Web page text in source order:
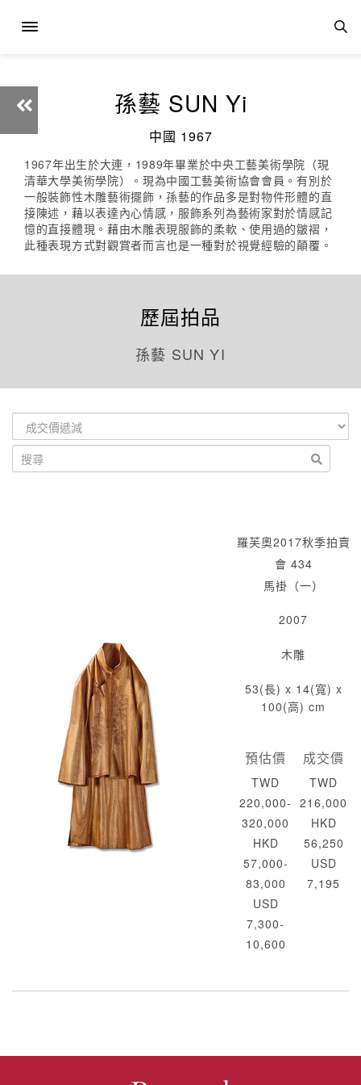
孫藝 SUN Yi
中國 1967
1967年出生於大連，1989年畢業於中央工藝美術學院（現
清華大學美術學院）。現為中國工藝美術協會會員。有別於
一般裝飾性木雕藝術擺飾，孫藝的作品多是對物件形體的直
接陳述，藉以表達內心情感，服飾系列為藝術家對於情感記
憶的直接體現。藉由木雕表現服飾的柔軟、使用過的皺褶，
此種表現方式對觀賞者而言也是一種對於視覺經驗的顛覆。
歷屆拍品
孫藝 SUN YI
羅芙奧2017秋季拍賣
會 434
馬褂（一）
2007
木雕
53(長) x 14(寬) x
100(高) cm
預估價
TWD
220,000-
320,000
HKD
57,000-
83,000
USD
7,300-
10,600
成交價
TWD
216,000
HKD
56,250
USD
7,195